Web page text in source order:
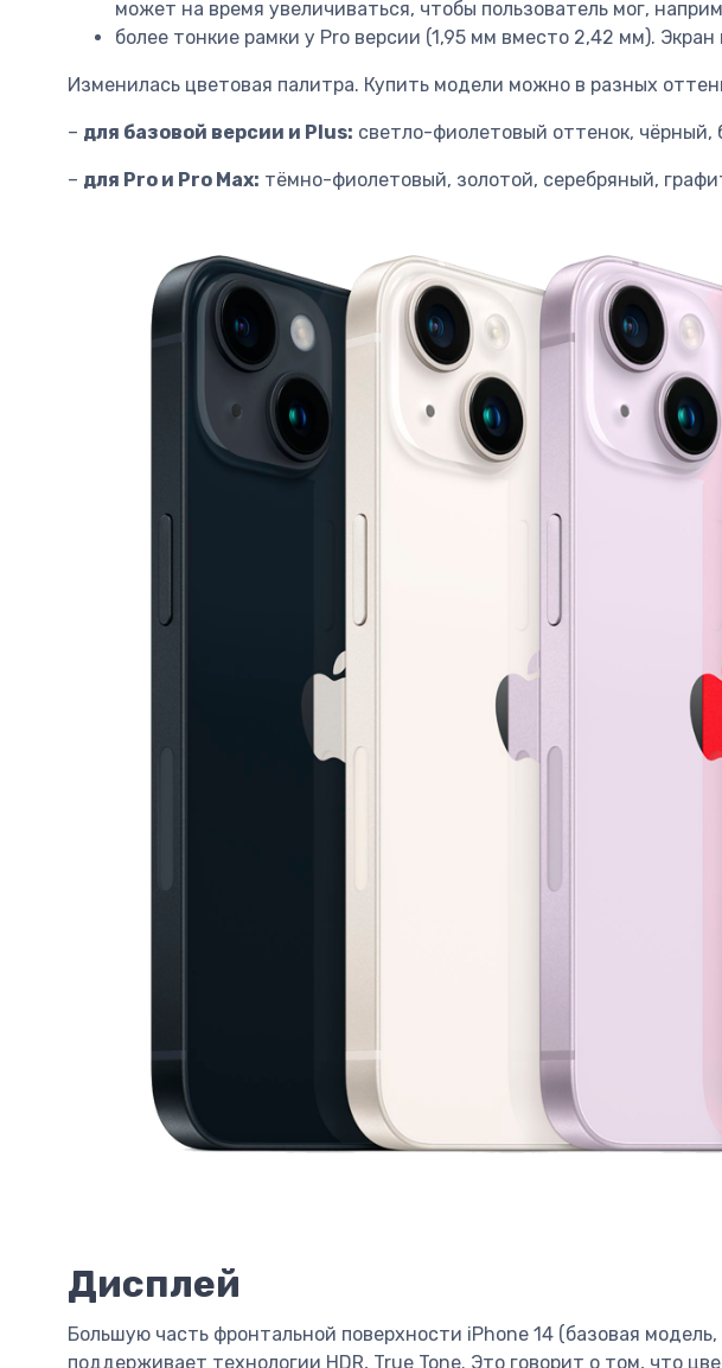
может на время увеличиваться, чтобы пользователь мог,
более тонкие рамки у Pro версии (1,95 мм вместо 2,42 мм).
Изменилась цветовая палитра. Купить модели можно в разных
– для базовой версии и Plus: светло-фиолетовый оттенок, чёрный,
– для Pro и Pro Max: тёмно-фиолетовый, золотой, серебряный,
Дисплей
Большую часть фронтальной поверхности iPhone 14 (базовая
поддерживает технологии HDR, True Tone. Это говорит о том, что